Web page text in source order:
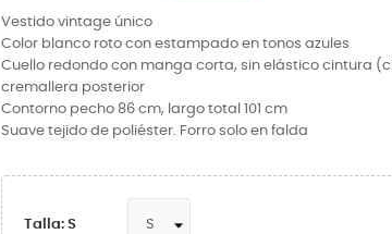
Vestido vintage único
Color blanco roto con estampado en tonos azules
Cuello redondo con manga corta, sin elástico cintura
cremallera posterior
Contorno pecho 86 cm, largo total 101 cm
Suave tejido de poliéster. Forro solo en falda
Talla: S